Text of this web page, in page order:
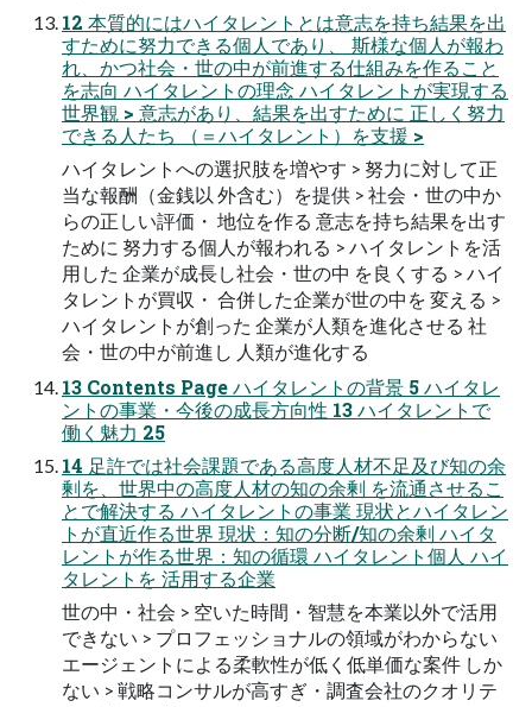
12 本質的にはハイタレントとは意志を持ち結果を出
すために努力できる個人であり、 斯様な個人が報わ
れ、かつ社会・世の中が前進する仕組みを作ること
を志向 ハイタレントの理念 ハイタレントが実現する
世界観 > 意志があり、結果を出すために 正しく努力
できる人たち （＝ハイタレント）を支援 >
ハイタレントへの選択肢を増やす > 努力に対して正
当な報酬（金銭以 外含む）を提供 > 社会・世の中か
らの正しい評価・ 地位を作る 意志を持ち結果を出す
ために 努力する個人が報われる > ハイタレントを活
用した 企業が成長し社会・世の中 を良くする > ハイ
タレントが買収・ 合併した企業が世の中を 変える >
ハイタレントが創った 企業が人類を進化させる 社
会・世の中が前進し 人類が進化する
13 Contents Page ハイタレントの背景 5 ハイタレ
ントの事業・今後の成長方向性 13 ハイタレントで
働く魅力 25
14 足許では社会課題である高度人材不足及び知の余
剰を、世界中の高度人材の知の余剰 を流通させるこ
とで解決する ハイタレントの事業 現状とハイタレン
トが直近作る世界 現状：知の分断/知の余剰 ハイタ
レントが作る世界：知の循環 ハイタレント個人 ハイ
タレントを 活用する企業
世の中・社会 > 空いた時間・智慧を本業以外で活用
できない > プロフェッショナルの領域がわからない
エージェントによる柔軟性が低く低単価な案件 しか
ない > 戦略コンサルが高すぎ・調査会社のクオリテ